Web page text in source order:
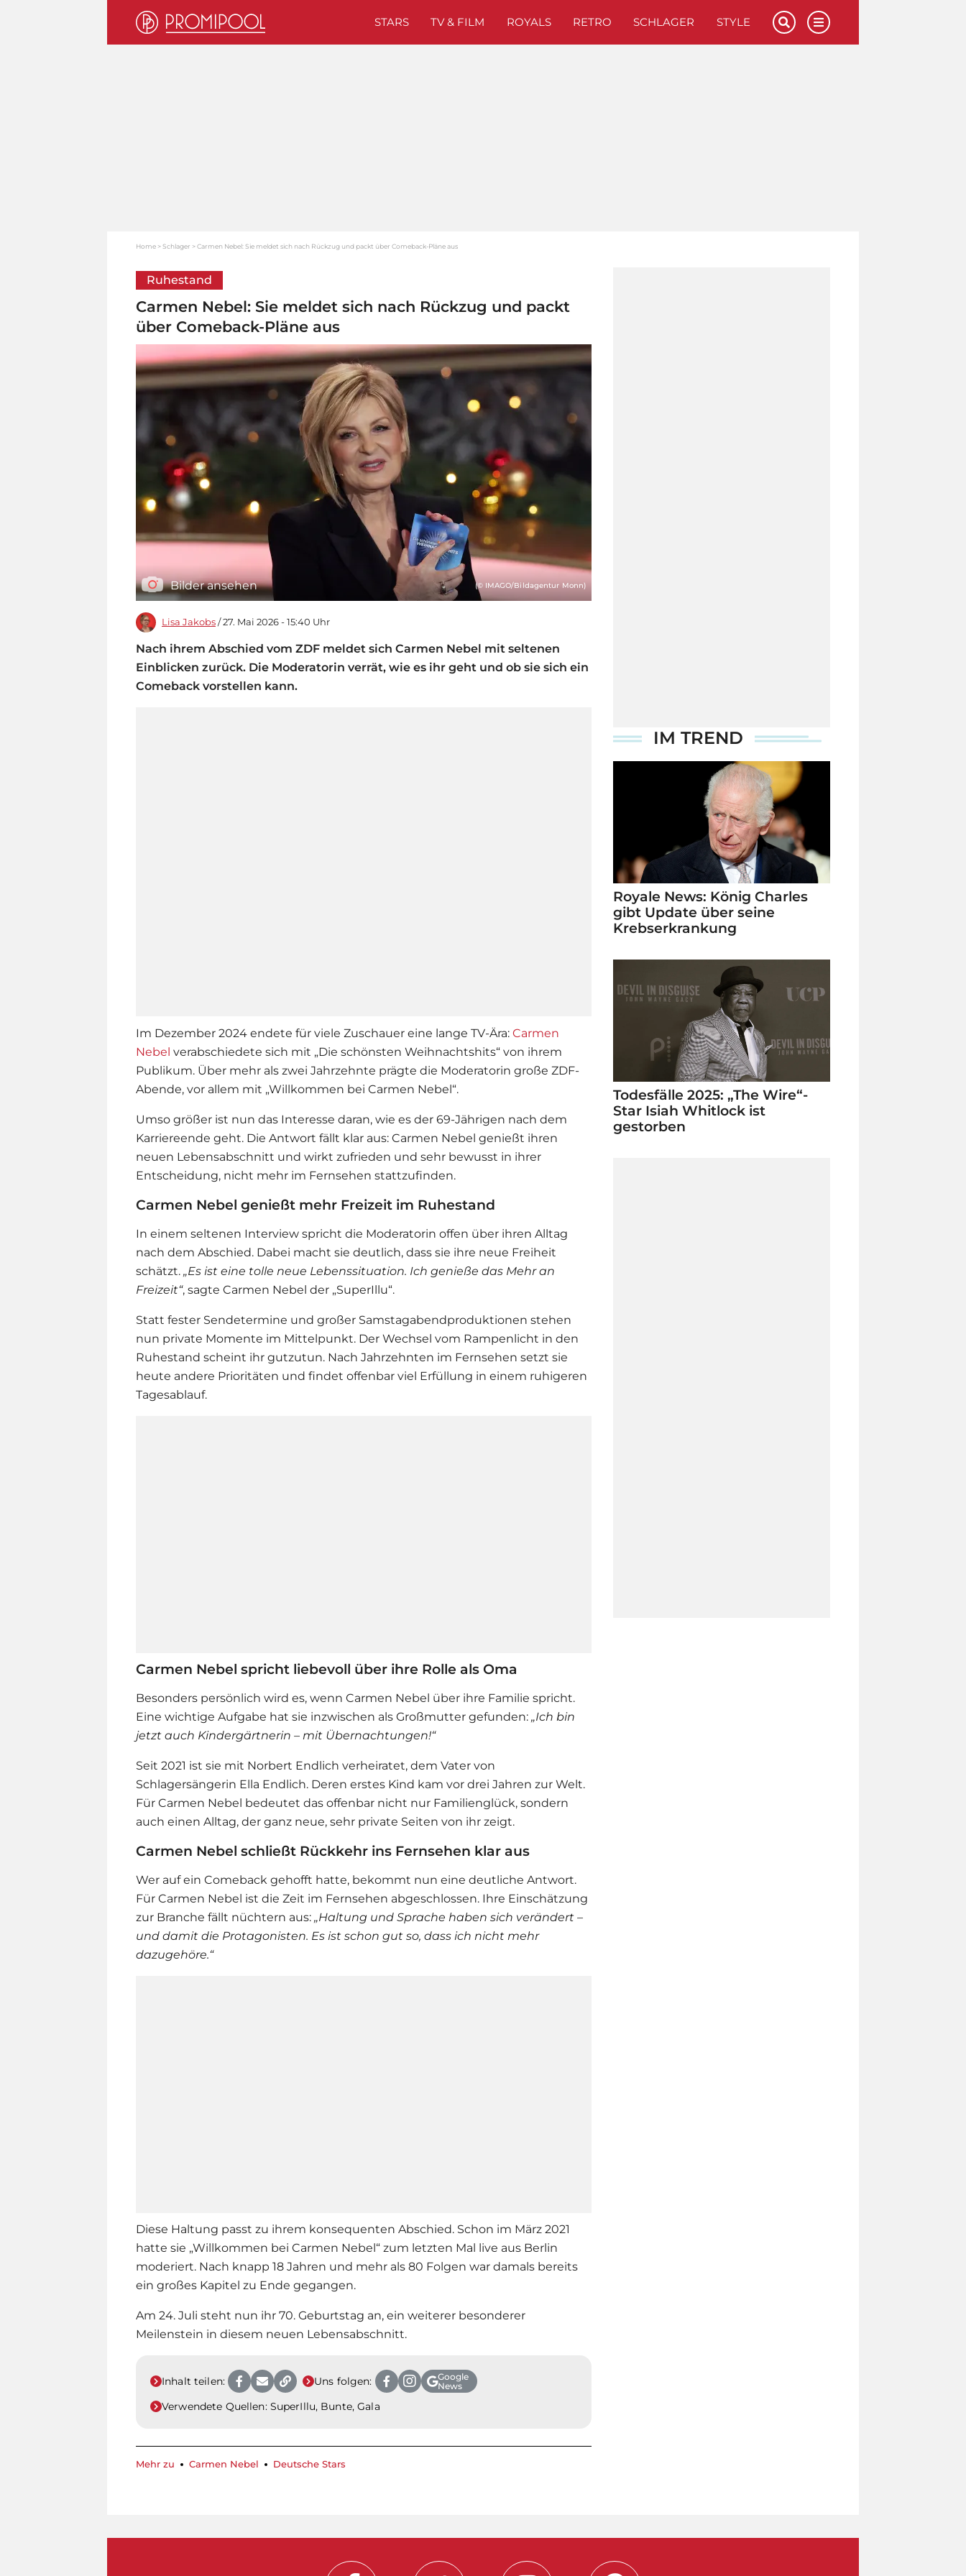
STARS TV & FILM ROYALS RETRO SCHLAGER STYLE
Home Schlager Carmen Nebel: Sie meldet sich nach Rückzug und packt über Comeback-Pläne aus
Ruhestand
Carmen Nebel: Sie meldet sich nach Rückzug und packt
über Comeback-Pläne aus
Bilder ansehen (© IMAGO/Bildagentur Monn)
Lisa Jakobs / 27. Mai 2026 - 15:40 Uhr
Nach ihrem Abschied vom ZDF meldet sich Carmen Nebel mit seltenen
Einblicken zurück. Die Moderatorin verrät, wie es ihr geht und ob sie sich ein
Comeback vorstellen kann.
Im Dezember 2024 endete für viele Zuschauer eine lange TV-Ära: Carmen
Nebel verabschiedete sich mit „Die schönsten Weihnachtshits“ von ihrem
Publikum. Über mehr als zwei Jahrzehnte prägte die Moderatorin große ZDF-
Abende, vor allem mit „Willkommen bei Carmen Nebel“.
Umso größer ist nun das Interesse daran, wie es der 69-Jährigen nach dem
Karriereende geht. Die Antwort fällt klar aus: Carmen Nebel genießt ihren
neuen Lebensabschnitt und wirkt zufrieden und sehr bewusst in ihrer
Entscheidung, nicht mehr im Fernsehen stattzufinden.
Carmen Nebel genießt mehr Freizeit im Ruhestand
In einem seltenen Interview spricht die Moderatorin offen über ihren Alltag
nach dem Abschied. Dabei macht sie deutlich, dass sie ihre neue Freiheit
schätzt. „Es ist eine tolle neue Lebenssituation. Ich genieße das Mehr an
Freizeit“, sagte Carmen Nebel der „SuperIllu“.
Statt fester Sendetermine und großer Samstagabendproduktionen stehen
nun private Momente im Mittelpunkt. Der Wechsel vom Rampenlicht in den
Ruhestand scheint ihr gutzutun. Nach Jahrzehnten im Fernsehen setzt sie
heute andere Prioritäten und findet offenbar viel Erfüllung in einem ruhigeren
Tagesablauf.
Carmen Nebel spricht liebevoll über ihre Rolle als Oma
Besonders persönlich wird es, wenn Carmen Nebel über ihre Familie spricht.
Eine wichtige Aufgabe hat sie inzwischen als Großmutter gefunden: „Ich bin
jetzt auch Kindergärtnerin – mit Übernachtungen!“
Seit 2021 ist sie mit Norbert Endlich verheiratet, dem Vater von
Schlagersängerin Ella Endlich. Deren erstes Kind kam vor drei Jahren zur Welt.
Für Carmen Nebel bedeutet das offenbar nicht nur Familienglück, sondern
auch einen Alltag, der ganz neue, sehr private Seiten von ihr zeigt.
Carmen Nebel schließt Rückkehr ins Fernsehen klar aus
Wer auf ein Comeback gehofft hatte, bekommt nun eine deutliche Antwort.
Für Carmen Nebel ist die Zeit im Fernsehen abgeschlossen. Ihre Einschätzung
zur Branche fällt nüchtern aus: „Haltung und Sprache haben sich verändert –
und damit die Protagonisten. Es ist schon gut so, dass ich nicht mehr
dazugehöre.“
Diese Haltung passt zu ihrem konsequenten Abschied. Schon im März 2021
hatte sie „Willkommen bei Carmen Nebel “ zum letzten Mal live aus Berlin
moderiert. Nach knapp 18 Jahren und mehr als 80 Folgen war damals bereits
ein großes Kapitel zu Ende gegangen.
Am 24. Juli steht nun ihr 70. Geburtstag an, ein weiterer besonderer
Meilenstein in diesem neuen Lebensabschnitt.
Inhalt teilen: Uns folgen:
Google
News
Verwendete Quellen: SuperIllu, Bunte, Gala
Mehr zu Carmen Nebel Deutsche Stars
IM TREND
Royale News: König Charles
gibt Update über seine
Krebserkrankung
Todesfälle 2025: „The Wire“-
Star Isiah Whitlock ist
gestorben